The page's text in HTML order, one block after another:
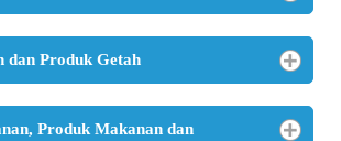
dan Produk Getah
Produk Makanan dan